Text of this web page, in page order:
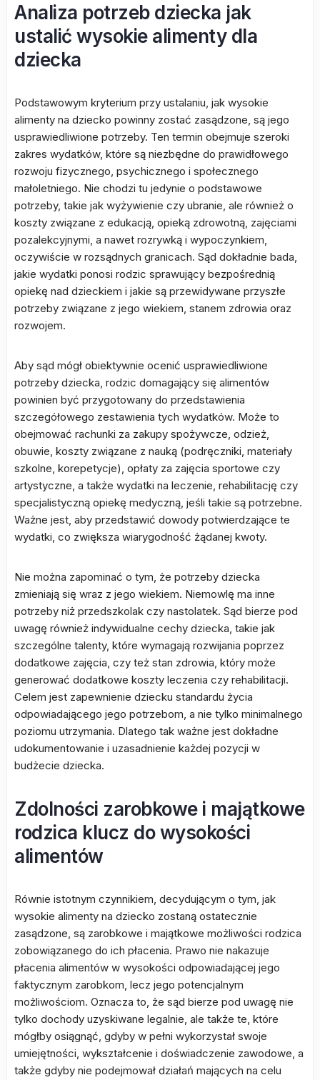
Analiza potrzeb dziecka jak
ustalić wysokie alimenty dla
dziecka
Podstawowym kryterium przy ustalaniu, jak wysokie
alimenty na dziecko powinny zostać zasądzone, są jego
usprawiedliwione potrzeby. Ten termin obejmuje szeroki
zakres wydatków, które są niezbędne do prawidłowego
rozwoju fizycznego, psychicznego i społecznego
małoletniego. Nie chodzi tu jedynie o podstawowe
potrzeby, takie jak wyżywienie czy ubranie, ale również o
koszty związane z edukacją, opieką zdrowotną, zajęciami
pozalekcyjnymi, a nawet rozrywką i wypoczynkiem,
oczywiście w rozsądnych granicach. Sąd dokładnie bada,
jakie wydatki ponosi rodzic sprawujący bezpośrednią
opiekę nad dzieckiem i jakie są przewidywane przyszłe
potrzeby związane z jego wiekiem, stanem zdrowia oraz
rozwojem.
Aby sąd mógł obiektywnie ocenić usprawiedliwione
potrzeby dziecka, rodzic domagający się alimentów
powinien być przygotowany do przedstawienia
szczegółowego zestawienia tych wydatków. Może to
obejmować rachunki za zakupy spożywcze, odzież,
obuwie, koszty związane z nauką (podręczniki, materiały
szkolne, korepetycje), opłaty za zajęcia sportowe czy
artystyczne, a także wydatki na leczenie, rehabilitację czy
specjalistyczną opiekę medyczną, jeśli takie są potrzebne.
Ważne jest, aby przedstawić dowody potwierdzające te
wydatki, co zwiększa wiarygodność żądanej kwoty.
Nie można zapominać o tym, że potrzeby dziecka
zmieniają się wraz z jego wiekiem. Niemowlę ma inne
potrzeby niż przedszkolak czy nastolatek. Sąd bierze pod
uwagę również indywidualne cechy dziecka, takie jak
szczególne talenty, które wymagają rozwijania poprzez
dodatkowe zajęcia, czy też stan zdrowia, który może
generować dodatkowe koszty leczenia czy rehabilitacji.
Celem jest zapewnienie dziecku standardu życia
odpowiadającego jego potrzebom, a nie tylko minimalnego
poziomu utrzymania. Dlatego tak ważne jest dokładne
udokumentowanie i uzasadnienie każdej pozycji w
budżecie dziecka.
Zdolności zarobkowe i majątkowe
rodzica klucz do wysokości
alimentów
Równie istotnym czynnikiem, decydującym o tym, jak
wysokie alimenty na dziecko zostaną ostatecznie
zasądzone, są zarobkowe i majątkowe możliwości rodzica
zobowiązanego do ich płacenia. Prawo nie nakazuje
płacenia alimentów w wysokości odpowiadającej jego
faktycznym zarobkom, lecz jego potencjalnym
możliwościom. Oznacza to, że sąd bierze pod uwagę nie
tylko dochody uzyskiwane legalnie, ale także te, które
mógłby osiągnąć, gdyby w pełni wykorzystał swoje
umiejętności, wykształcenie i doświadczenie zawodowe, a
także gdyby nie podejmował działań mających na celu